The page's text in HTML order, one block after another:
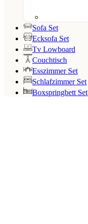
Sofa Set
Ecksofa Set
Tv Lowboard
Couchtisch
Esszimmer Set
Schlafzimmer Set
Boxspringbett Set